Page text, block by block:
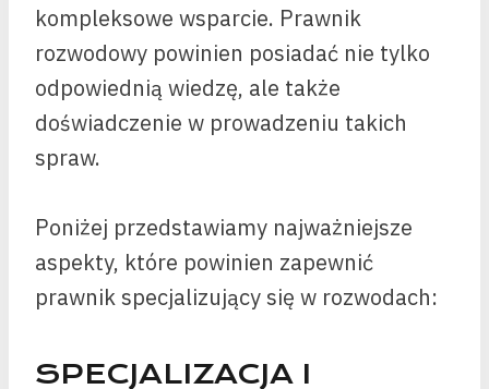
kompleksowe wsparcie. Prawnik
rozwodowy powinien posiadać nie tylko
odpowiednią wiedzę, ale także
doświadczenie w prowadzeniu takich
spraw.
Poniżej przedstawiamy najważniejsze
aspekty, które powinien zapewnić
prawnik specjalizujący się w rozwodach:
SPECJALIZACJA I